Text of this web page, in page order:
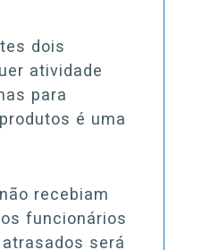
dois
atividade
para
é uma
recebiam
funcionários
será